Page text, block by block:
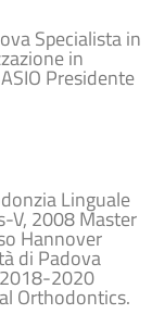
Specialista in
in
Presidente
Linguale
V, 2008 Master
Hannover
di Padova
2020
Orthodontics.